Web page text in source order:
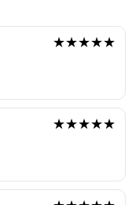
★★★★★
★★★★★